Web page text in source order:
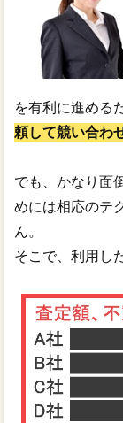
を有利に進める
頼して競い合わ
でも、かなり面
めには相応のテ
ん。
そこで、利用し